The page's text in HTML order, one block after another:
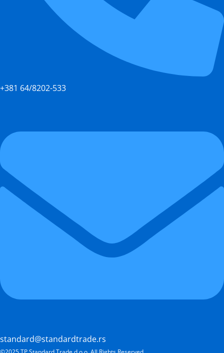
+381 64/8202-533
standard@standardtrade.rs